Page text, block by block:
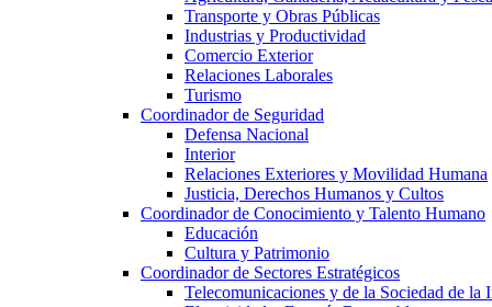
Transporte y Obras Públicas
Industrias y Productividad
Comercio Exterior
Relaciones Laborales
Turismo
Coordinador de Seguridad
Defensa Nacional
Interior
Relaciones Exteriores y Movilidad Humana
Justicia, Derechos Humanos y Cultos
Coordinador de Conocimiento y Talento Humano
Educación
Cultura y Patrimonio
Coordinador de Sectores Estratégicos
Telecomunicaciones y de la Sociedad de la